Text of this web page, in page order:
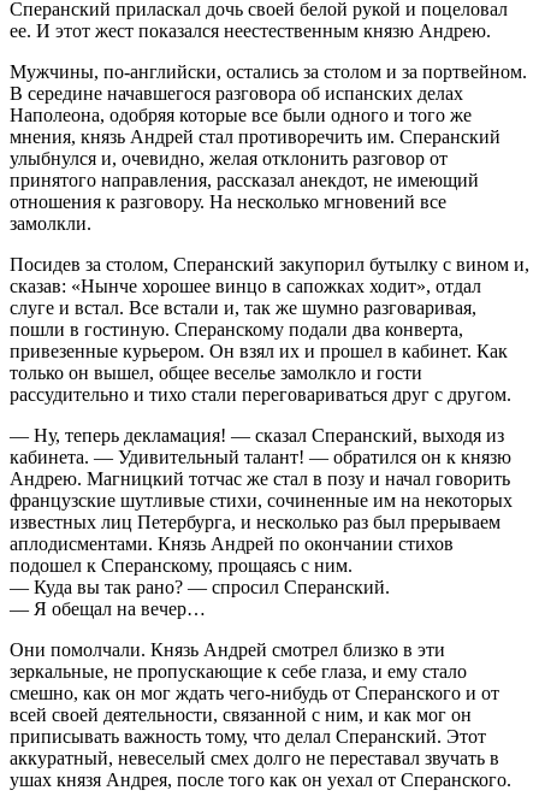
Сперанский приласкал дочь своей белой рукой и поцеловал
ее. И этот жест показался неестественным князю Андрею.
Мужчины, по-английски, остались за столом и за портвейном.
В середине начавшегося разговора об испанских делах
Наполеона, одобряя которые все были одного и того же
мнения, князь Андрей стал противоречить им. Сперанский
улыбнулся и, очевидно, желая отклонить разговор от
принятого направления, рассказал анекдот, не имеющий
отношения к разговору. На несколько мгновений все
замолкли.
Посидев за столом, Сперанский закупорил бутылку с вином и,
сказав: «Нынче хорошее винцо в сапожках ходит», отдал
слуге и встал. Все встали и, так же шумно разговаривая,
пошли в гостиную. Сперанскому подали два конверта,
привезенные курьером. Он взял их и прошел в кабинет. Как
только он вышел, общее веселье замолкло и гости
рассудительно и тихо стали переговариваться друг с другом.
— Ну, теперь декламация! — сказал Сперанский, выходя из
кабинета. — Удивительный талант! — обратился он к князю
Андрею. Магницкий тотчас же стал в позу и начал говорить
французские шутливые стихи, сочиненные им на некоторых
известных лиц Петербурга, и несколько раз был прерываем
аплодисментами. Князь Андрей по окончании стихов
подошел к Сперанскому, прощаясь с ним.
— Куда вы так рано? — спросил Сперанский.
— Я обещал на вечер…
Они помолчали. Князь Андрей смотрел близко в эти
зеркальные, не пропускающие к себе глаза, и ему стало
смешно, как он мог ждать чего-нибудь от Сперанского и от
всей своей деятельности, связанной с ним, и как мог он
приписывать важность тому, что делал Сперанский. Этот
аккуратный, невеселый смех долго не переставал звучать в
ушах князя Андрея, после того как он уехал от Сперанского.